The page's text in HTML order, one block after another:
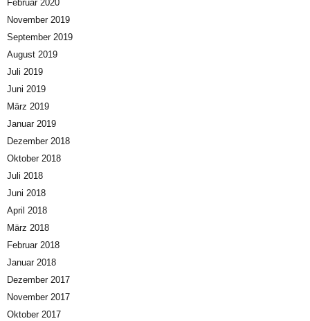
Februar 2020
November 2019
September 2019
August 2019
Juli 2019
Juni 2019
März 2019
Januar 2019
Dezember 2018
Oktober 2018
Juli 2018
Juni 2018
April 2018
März 2018
Februar 2018
Januar 2018
Dezember 2017
November 2017
Oktober 2017